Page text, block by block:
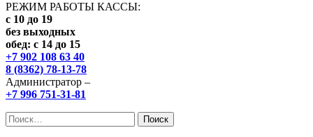
РЕЖИМ РАБОТЫ КАССЫ:
с 10 до 19
без выходных
обед: с 14 до 15
+7 902 108 63 40
8 (8362) 78-13-78
Администратор –
+7 996 751-31-81
Найти: